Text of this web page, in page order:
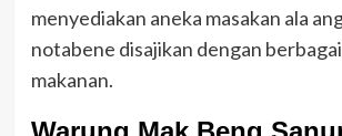
menyediakan aneka masakan ala
notabene disajikan dengan
makanan.